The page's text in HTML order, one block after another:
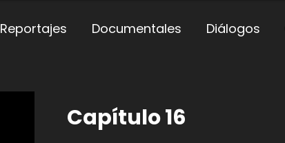
Reportajes Documentales Diálogos
Capítulo 16